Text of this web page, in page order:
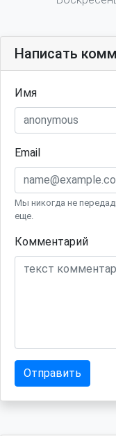
Написать
Имя
Email
Мы никогда не
еще.
Комментарий
Отправить